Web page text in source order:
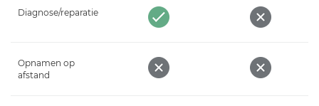
Diagnose/reparatie
Opnamen op
afstand